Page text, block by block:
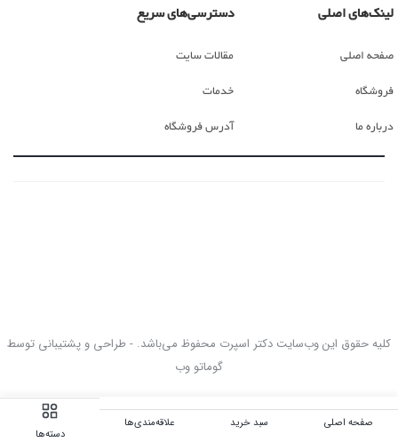
لینک‌های اصلی
صفحه اصلی
فروشگاه
درباره ما
دسترسی‌های سریع
مقالات سایت
خدمات
آدرس فروشگاه
کلیه حقوق این وب‌سایت دکتر اسپرت محفوظ می‌باشد. - طراحی و پشتیبانی توسط
گوماتو وب
صفحه اصلی سبد خرید علاقه‌مندی‌ها
دسته‌ها